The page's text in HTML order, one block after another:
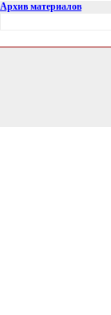
Архив материалов